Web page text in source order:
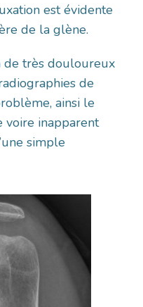
est évidente
de la glène.
de très douloureux
de
ainsi le
voire inapparent
simple